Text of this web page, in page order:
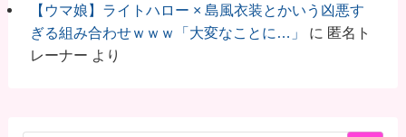
【ウマ娘】ライトハロー × 島風衣装とかいう凶悪す
ぎる組み合わせｗｗｗ「大変なことに…」
に 匿名ト
レーナー より